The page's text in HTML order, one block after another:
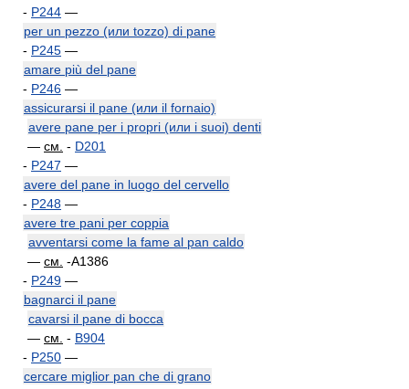
- P244 —
per un pezzo (или tozzo) di pane
- P245 —
amare più del pane
- P246 —
assicurarsi il pane (или il fornaio)
avere pane per i propri (или i suoi) denti
— см. - D201
- P247 —
avere del pane in luogo del cervello
- P248 —
avere tre pani per coppia
avventarsi come la fame al pan caldo
— см. -A1386
- P249 —
bagnarci il pane
cavarsi il pane di bocca
— см. - B904
- P250 —
cercare miglior pan che di grano